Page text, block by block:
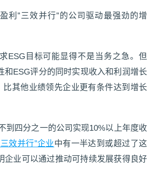
利”三效并行”的公司驱动最强劲的增
ESG目标可能显得不是当务之急。但
和ESG评分的同时实现收入和利润增长
比其他业绩领先企业更有条件达到增长
到四分之一的公司实现10%以上年度收
三效并行”企业中有一半达到或超过了这
企业可以通过推动可持续发展获得良好